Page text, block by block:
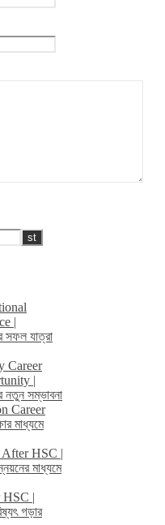
|
সফল যাত্রা
Career
|
নতুন সম্ভাবনা
Career
মাধ্যমে
HSC |
মাধ্যমে
HSC |
গড়ার